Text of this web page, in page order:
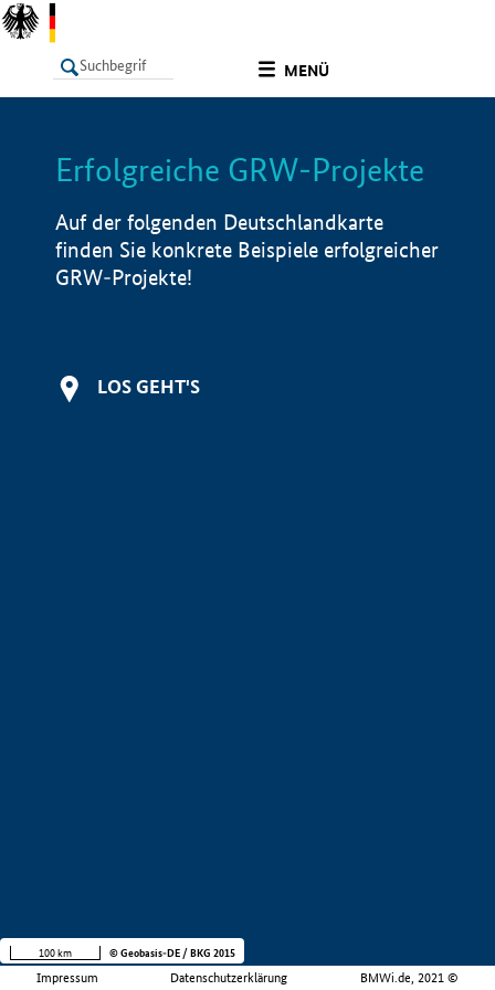
MENÜ
LISTE Info
Erfolgreiche GRW-Projekte
Auf der folgenden Deutschlandkarte
finden Sie konkrete Beispiele erfolgreicher
GRW-Projekte!
LOS GEHT'S
Impressum Datenschutzerklärung BMWi.de, 2021 ©
100 km © Geobasis-DE / BKG 2015